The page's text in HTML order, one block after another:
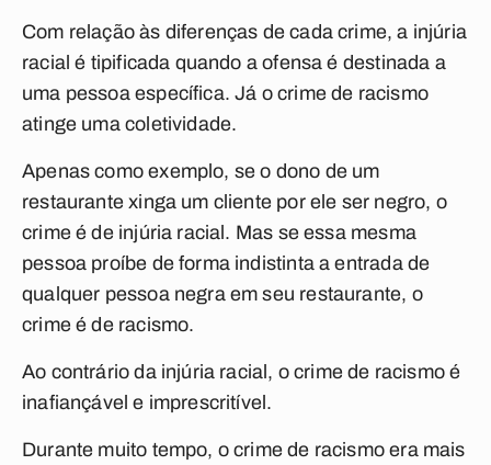
Com relação às diferenças de cada crime, a injúria
racial é tipificada quando a ofensa é destinada a
uma pessoa específica. Já o crime de racismo
atinge uma coletividade.
Apenas como exemplo, se o dono de um
restaurante xinga um cliente por ele ser negro, o
crime é de injúria racial. Mas se essa mesma
pessoa proíbe de forma indistinta a entrada de
qualquer pessoa negra em seu restaurante, o
crime é de racismo.
Ao contrário da injúria racial, o crime de racismo é
inafiançável e imprescritível.
Durante muito tempo, o crime de racismo era mais